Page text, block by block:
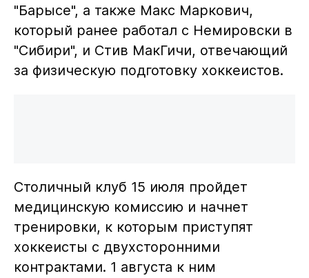
"Барысе", а также Макс Маркович,
который ранее работал с Немировски в
"Сибири", и Стив МакГичи, отвечающий
за физическую подготовку хоккеистов.
Столичный клуб 15 июля пройдет
медицинскую комиссию и начнет
тренировки, к которым приступят
хоккеисты с двухсторонними
контрактами. 1 августа к ним